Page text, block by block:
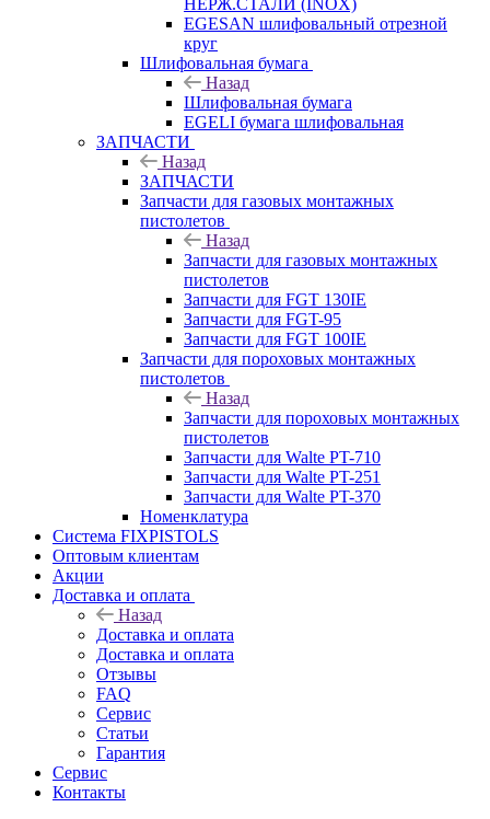
НЕРЖ.СТАЛИ (INOX)
EGESAN шлифовальный отрезной
круг
Шлифовальная бумага
Назад
Шлифовальная бумага
EGELI бумага шлифовальная
ЗАПЧАСТИ
Назад
ЗАПЧАСТИ
Запчасти для газовых монтажных
пистолетов
Назад
Запчасти для газовых монтажных
пистолетов
Запчасти для FGT 130IE
Запчасти для FGT-95
Запчасти для FGT 100IE
Запчасти для пороховых монтажных
пистолетов
Назад
Запчасти для пороховых монтажных
пистолетов
Запчасти для Walte PT-710
Запчасти для Walte PT-251
Запчасти для Walte PT-370
Номенклатура
Система FIXPISTOLS
Оптовым клиентам
Акции
Доставка и оплата
Назад
Доставка и оплата
Доставка и оплата
Отзывы
FAQ
Сервис
Статьи
Гарантия
Сервис
Контакты